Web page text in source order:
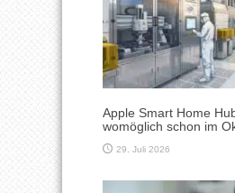
Apple Smart Home
womöglich schon im
29. Juli 2026